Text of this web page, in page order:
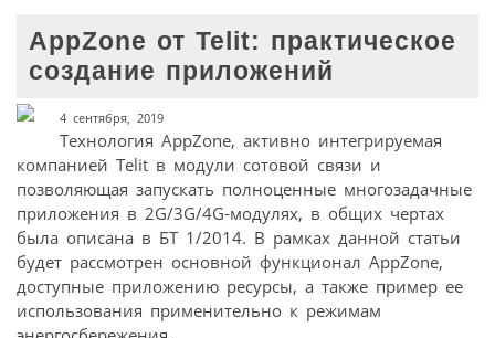
AppZone от Telit: практическое
создание приложений
4 сентября, 2019
Технология AppZone, активно интегрируемая
компанией Telit в модули сотовой связи и
позволяющая запускать полноценные многозадачные
приложения в 2G/3G/4G-модулях, в общих чертах
была описана в БТ 1/2014. В рамках данной статьи
будет рассмотрен основной функционал AppZone,
доступные приложению ресурсы, а также пример ее
использования применительно к режимам